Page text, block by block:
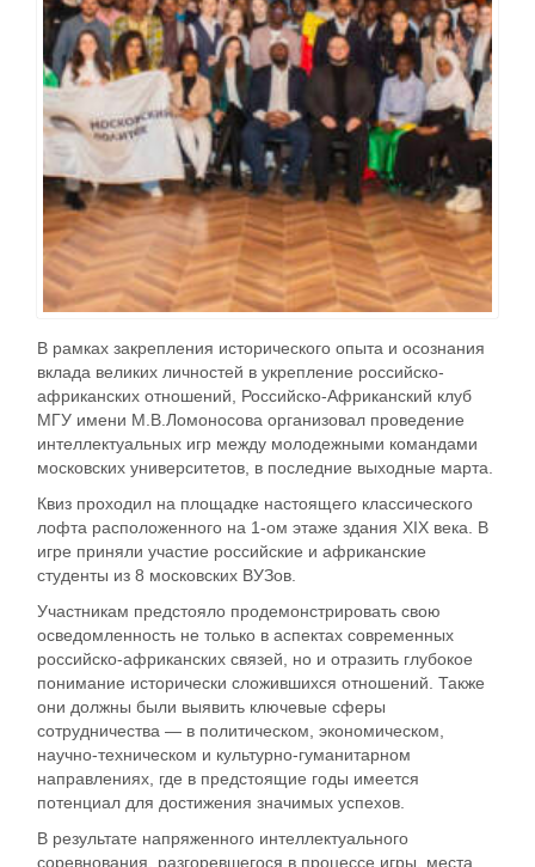
В рамках закрепления исторического опыта и осознания
вклада великих личностей в укрепление российско-
африканских отношений, Российско-Африканский клуб
МГУ имени М.В.Ломоносова организовал проведение
интеллектуальных игр между молодежными командами
московских университетов, в последние выходные марта
Квиз проходил на площадке настоящего классического
лофта расположенного на 1-ом этаже здания XIX века. В
игре приняли участие российские и африканские
студенты из 8 московских ВУЗов.
Участникам предстояло продемонстрировать свою
осведомленность не только в аспектах современных
российско-африканских связей, но и отразить глубокое
понимание исторически сложившихся отношений. Также
они должны были выявить ключевые сферы
сотрудничества — в политическом, экономическом,
научно-техническом и культурно-гуманитарном
направлениях, где в предстоящие годы имеется
потенциал для достижения значимых успехов.
В результате напряженного интеллектуального
соревнования, разгоревшегося в процессе игры, места